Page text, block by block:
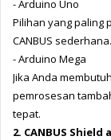
- Arduino Uno
Pilihan yang paling
CANBUS sederhana.
- Arduino Mega
Jika Anda
pemrosesan
tepat.
2. CANBUS